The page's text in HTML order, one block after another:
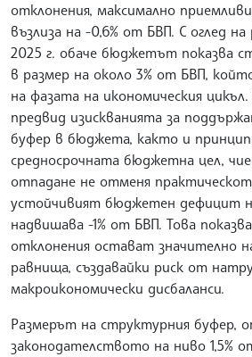
отклонения, максимално
възлиза на -0,6% от БВП. С оглед
2025 г. обаче бюджетът показва
в размер на около 3% от БВП,
на фазата на икономическия
предвид изискванията за
буфер в бюджета, както и
средносрочната бюджетна цел,
отпадане не отменя
устойчивият бюджетен дефицит
надвишава -1% от БВП. Това
отклонения остават значително
равнища, създавайки риск от
макроикономически дисбаланси.
Размерът на структурния буфер,
законодателството на ниво 1,5%